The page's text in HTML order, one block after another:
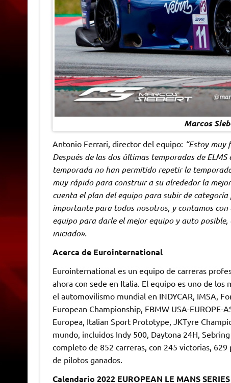
Marcos
Antonio Ferrari, director del equipo: “Estoy
Después de las dos últimas temporadas de
temporada no han permitido repetir la
muy rápido para construir a su alrededor la
cuenta el plan del equipo para subir de
importante para todos nosotros, y contamos
equipo para darle el mejor equipo y auto
iniciado».
Acerca de Eurointernational
Eurointernational es un equipo de carreras
ahora con sede en Italia. El equipo es uno de los
el automovilismo mundial en INDYCAR, IMSA,
European Championship, FBMW USA-
Europea, Italian Sport Prototype, JKTyre
mundo, incluidos Indy 500, Daytona 24H,
completo de 852 carreras, con 245 victorias,
de pilotos ganados.
Calendario 2022 EUROPEAN LE MANS